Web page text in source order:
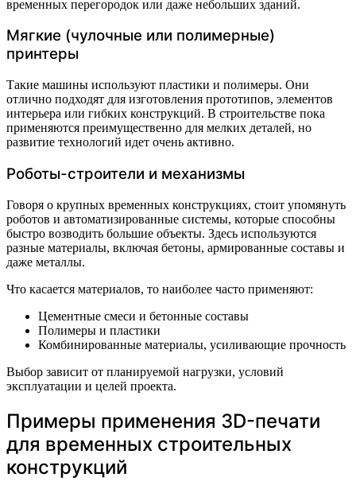
временных перегородок или даже небольших зданий.
Мягкие (чулочные или полимерные)
принтеры
Такие машины используют пластики и полимеры. Они
отлично подходят для изготовления прототипов, элементов
интерьера или гибких конструкций. В строительстве пока
применяются преимущественно для мелких деталей, но
развитие технологий идет очень активно.
Роботы-строители и механизмы
Говоря о крупных временных конструкциях, стоит упомянуть
роботов и автоматизированные системы, которые способны
быстро возводить большие объекты. Здесь используются
разные материалы, включая бетоны, армированные составы и
даже металлы.
Что касается материалов, то наиболее часто применяют:
Цементные смеси и бетонные составы
Полимеры и пластики
Комбинированные материалы, усиливающие прочность
Выбор зависит от планируемой нагрузки, условий
эксплуатации и целей проекта.
Примеры применения 3D-печати
для временных строительных
конструкций